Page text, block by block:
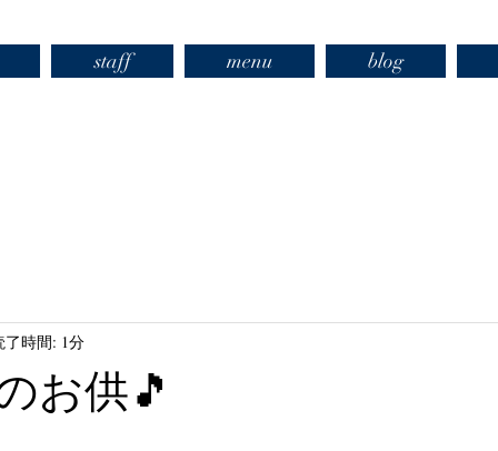
staff menu blog
お供🎵
了時間: 1分